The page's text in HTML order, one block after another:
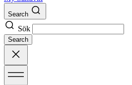
Search
Sök
Search